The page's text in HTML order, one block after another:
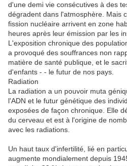
d'une demi vie consécutives à des
dégradent dans l'atmosphère. Mais
fission nucléaire arrivent en zone
heures après leur émission par les
L'exposition chronique des
a provoqué des souffrances non
matière de santé publique, et le
d'enfants - - le futur de nos pays.
Radiation
La radiation a un pouvoir muta
l'ADN et le futur génétique des
exposées de façon chronique. Elle
du cerveau et est à l'origine de
avec les radiations.
Un haut taux d'infertilité, lié en
augmente mondialement depuis